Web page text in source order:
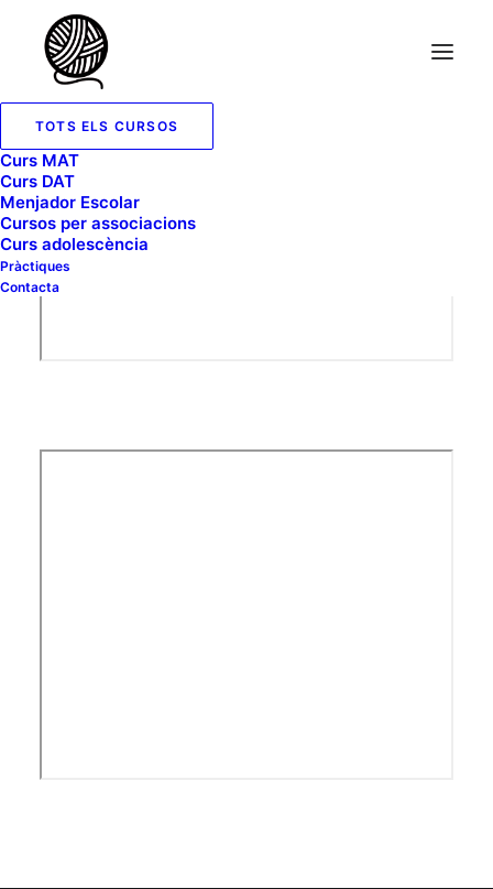
TOTS ELS CURSOS
Curs MAT
Curs DAT
Menjador Escolar
Cursos per associacions
Curs adolescència
Pràctiques
Contacta